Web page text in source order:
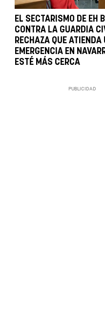
EL SECTARISMO DE EH
CONTRA LA GUARDIA
RECHAZA QUE ATIENDA
EMERGENCIA EN
ESTÉ MÁS CERCA